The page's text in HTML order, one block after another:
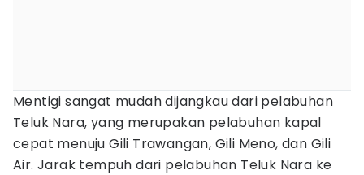
Mentigi sangat mudah dijangkau dari pelabuhan
Teluk Nara, yang merupakan pelabuhan kapal
cepat menuju Gili Trawangan, Gili Meno, dan Gili
Air. Jarak tempuh dari pelabuhan Teluk Nara ke